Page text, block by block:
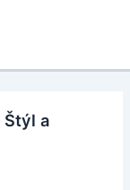
Štýl a